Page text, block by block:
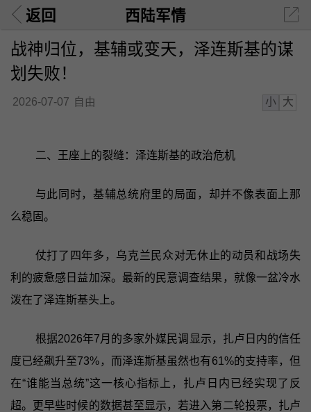
返回 西陆军情
战神归位，基辅或变天，泽连斯基的谋
划失败！
2026-07-07 自由 小 大
二、王座上的裂缝：泽连斯基的政治危机
与此同时，基辅总统府里的局面，却并不像表面上那
么稳固。
仗打了四年多，乌克兰民众对无休止的动员和战场失
利的疲惫感日益加深。最新的民意调查结果，就像一盆冷水
泼在了泽连斯基头上。
根据2026年7月的多家外媒民调显示，扎卢日内的信任
度已经飙升至73%，而泽连斯基虽然也有61%的支持率，但
在“谁能当总统”这一核心指标上，扎卢日内已经实现了反
超。更早些时候的数据甚至显示，若进入第二轮投票，扎卢